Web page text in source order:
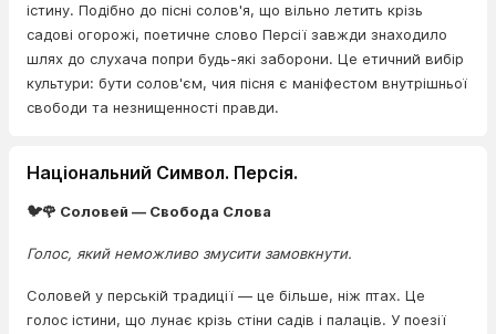
істину. Подібно до пісні солов'я, що вільно летить крізь
садові огорожі, поетичне слово Персії завжди знаходило
шлях до слухача попри будь-які заборони. Це етичний вибір
культури: бути солов'єм, чия пісня є маніфестом внутрішньої
свободи та незнищенності правди.
Національний Символ. Персія.
🐦🌹 Соловей — Свобода Слова
Голос, який неможливо змусити замовкнути.
Соловей у перській традиції — це більше, ніж птах. Це
голос істини, що лунає крізь стіни садів і палаців. У поезії